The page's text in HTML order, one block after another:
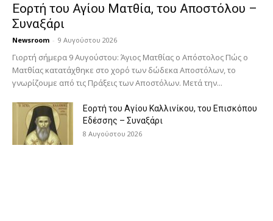
Εορτή του Αγίου Ματθία, του Αποστόλου –
Συναξάρι
Newsroom - 9 Αυγούστου 2026
Γιορτή σήμερα 9 Αυγούστου: Άγιος Ματθίας ο Απόστολος Πώς ο
Ματθίας κατατάχθηκε στο χορό των δώδεκα Αποστόλων, το
γνωρίζουμε από τις Πράξεις των Αποστόλων. Μετά την...
Εορτή του Αγίου Καλλινίκου, του Επισκόπου
Εδέσσης – Συναξάρι
8 Αυγούστου 2026